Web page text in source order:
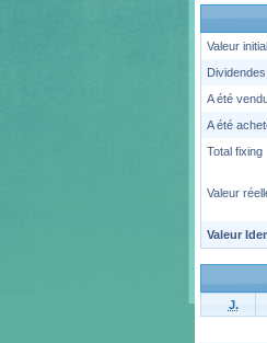
Valeur
Dividendes
A été
A été
Total fixing
Valeur
Valeur
J.